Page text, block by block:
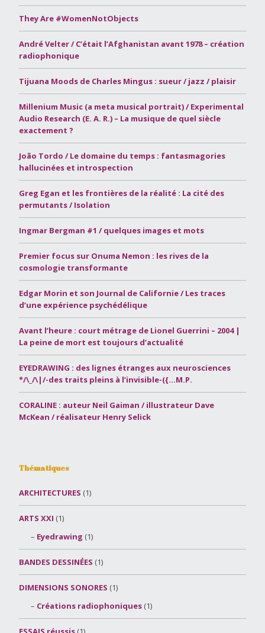
They Are #WomenNotObjects
André Velter / C’était l’Afghanistan avant 1978 – création
radiophonique
Tijuana Moods de Charles Mingus : sueur / jazz / plaisir
Millenium Music (a meta musical portrait) / Experimental
Audio Research (E. A. R.) – La musique de quel siècle
exactement ?
João Tordo / Le domaine du temps : fantasmagories
hallucinées et introspection
Greg Egan et les frontières de la réalité : La cité des
permutants / Isolation
Ingmar Bergman #1 / quelques images et mots
Premier focus sur Onuma Nemon : les rives de la
cosmologie transformante
Edgar Morin et son Journal de Californie / Les traces
d’une expérience psychédélique
Avant l’heure : court métrage de Lionel Guerrini – 2004 |
La peine de mort est toujours d’actualité
EYEDRAWING : des lignes étranges aux neurosciences
*/\_/\|/-des traits pleins à l’invisible-({…M.P.
CORALINE : auteur Neil Gaiman / illustrateur Dave
McKean / réalisateur Henry Selick
Thématiques
ARCHITECTURES (1)
ARTS XXI (1)
Eyedrawing (1)
BANDES DESSINÉES (1)
DIMENSIONS SONORES (1)
Créations radiophoniques(1)